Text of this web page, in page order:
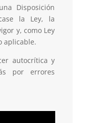
Disposición
la Ley, la
y, como Ley
aplicable.
autocrítica y
por errores